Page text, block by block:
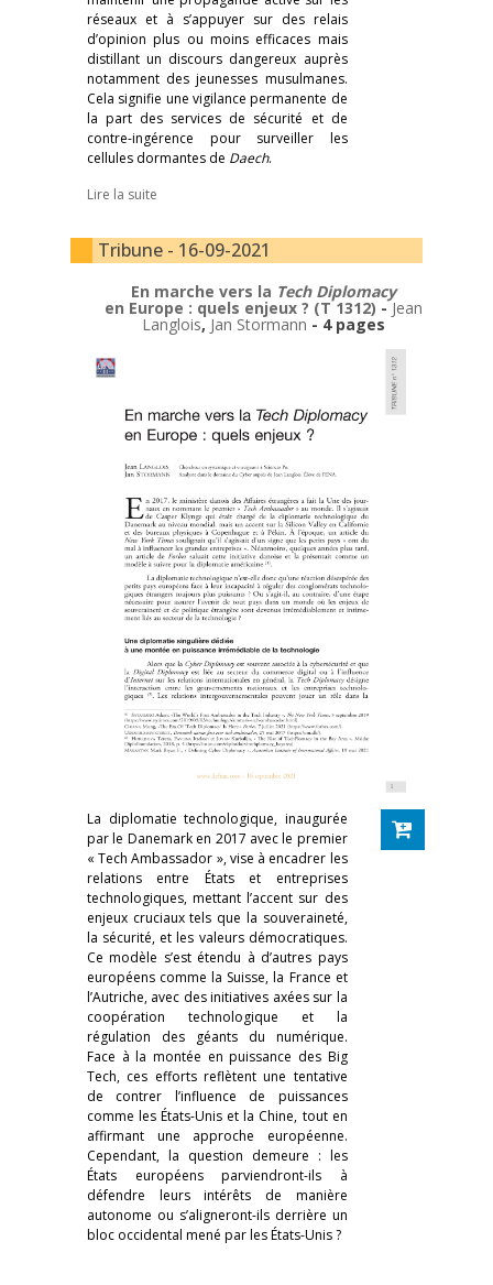
réseaux et à s’appuyer sur des relais
d’opinion plus ou moins efficaces mais
distillant un discours dangereux auprès
notamment des jeunesses musulmanes.
Cela signifie une vigilance permanente de
la part des services de sécurité et de
contre-ingérence pour surveiller les
cellules dormantes de Daech.
Lire la suite
Tribune - 16-09-2021
En marche vers la Tech Diplomacy
en Europe : quels enjeux ? (T 1312) -Jean
Langlois, Jan Stormann - 4 pages
La diplomatie technologique, inaugurée
par le Danemark en 2017 avec le premier
« Tech Ambassador », vise à encadrer les
relations entre États et entreprises
technologiques, mettant l’accent sur des
enjeux cruciaux tels que la souveraineté,
la sécurité, et les valeurs démocratiques.
Ce modèle s’est étendu à d’autres pays
européens comme la Suisse, la France et
l’Autriche, avec des initiatives axées sur la
coopération technologique et la
régulation des géants du numérique.
Face à la montée en puissance des Big
Tech, ces efforts reflètent une tentative
de contrer l’influence de puissances
comme les États-Unis et la Chine, tout en
affirmant une approche européenne.
Cependant, la question demeure : les
États européens parviendront-ils à
défendre leurs intérêts de manière
autonome ou s’aligneront-ils derrière un
bloc occidental mené par les États-Unis ?